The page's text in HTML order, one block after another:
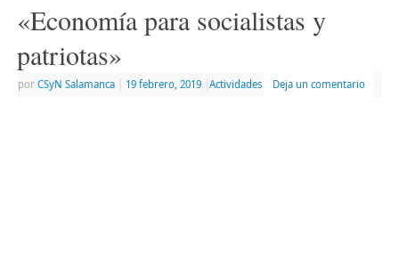
«Economía para socialistas y
patriotas»
por CSyN Salamanca 19 febrero, 2019 Actividades Deja un comentario